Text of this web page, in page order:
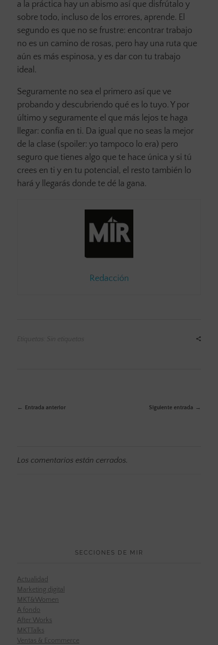
a la práctica hay un abismo así que disfrútalo y
sobre todo, incluso de los errores, aprende. El
segundo es que no se frustre: encontrar trabajo
no es un camino de rosas, pero hay una ruta que
aún es más espinosa, y es dar con tu trabajo
ideal.
Seguramente no sea el primero así que ve
probando y descubriendo qué es lo tuyo. Y por
último y seguramente el que más lejos te haga
llegar: confía en ti. Da igual que no seas la mejor
de la clase (spoiler: yo tampoco lo era) pero
seguro que tienes algo que te hace única y si tú
crees en ti y en tu potencial, el resto también lo
hará y llegarás donde te dé la gana.
Redacción
Etiquetas: Sin etiquetas
Entrada anterior Siguiente entrada
Los comentarios están cerrados.
SECCIONES DE MIR
Actualidad
Marketing digital
MKT&Women
A fondo
After Works
MKTTalks
Ventas & Ecommerce